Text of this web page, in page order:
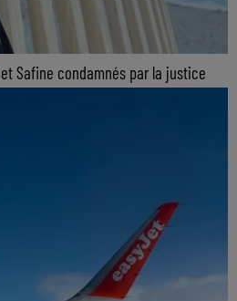
Safine condamnés par la justice